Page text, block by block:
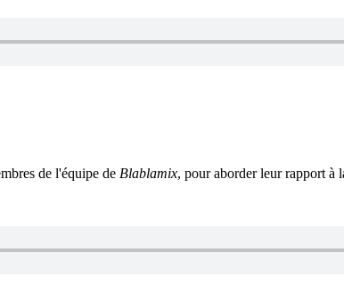
de l'équipe de Blablamix, pour aborder leur rapport à